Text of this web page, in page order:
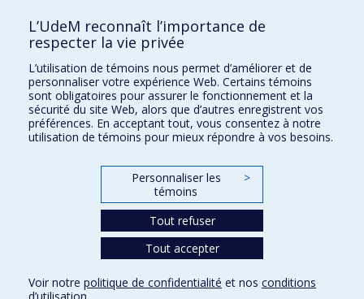
Kinésiologie et des sciences de l’activité physique
Orthophonie et audiologie
Réadaptation
Directions
DPC
CPASS
L’UdeM reconnaît l’importance de
respecter la vie privée
L’utilisation de témoins nous permet d’améliorer et de
personnaliser votre expérience Web. Certains témoins
sont obligatoires pour assurer le fonctionnement et la
sécurité du site Web, alors que d’autres enregistrent vos
préférences. En acceptant tout, vous consentez à notre
utilisation de témoins pour mieux répondre à vos besoins.
Personnaliser les
témoins
>
Tout refuser
Tout accepter
Voir notre politique de confidentialité et nos conditions